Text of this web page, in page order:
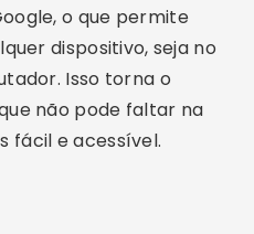
o que permite
dispositivo, seja no
Isso torna o
não pode faltar na
fácil e acessível.